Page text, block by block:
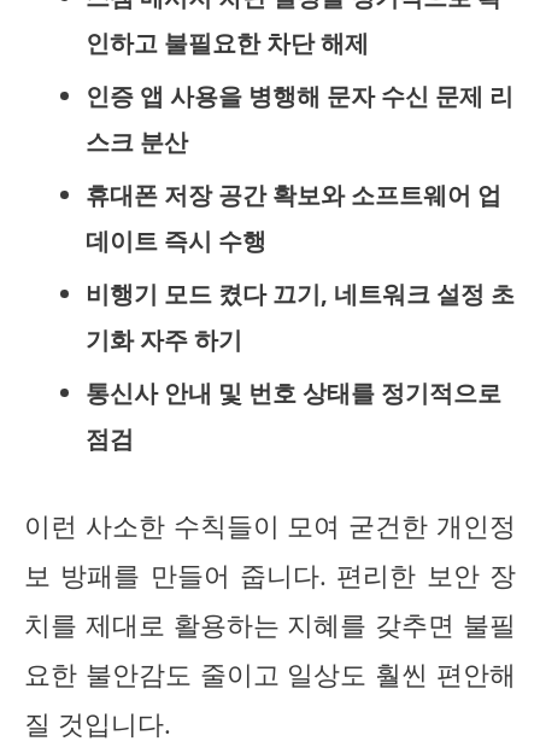
인하고 불필요한 차단 해제
인증 앱 사용을 병행해 문자 수신 문제 리
스크 분산
휴대폰 저장 공간 확보와 소프트웨어 업
데이트 즉시 수행
비행기 모드 켰다 끄기, 네트워크 설정 초
기화 자주 하기
통신사 안내 및 번호 상태를 정기적으로
점검
이런 사소한 수칙들이 모여 굳건한 개인정
보 방패를 만들어 줍니다. 편리한 보안 장
치를 제대로 활용하는 지혜를 갖추면 불필
요한 불안감도 줄이고 일상도 훨씬 편안해
질 것입니다.